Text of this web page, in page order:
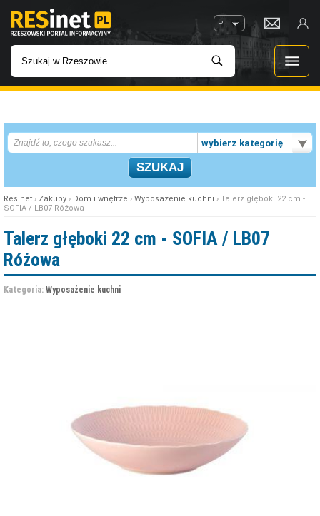
PL
INWESTYCJE
IMPREZY
W KINACH
wybierz kategorię
Resinet › Zakupy › Dom i wnętrze › Wyposażenie kuchni › Talerz głęboki 22 cm -
SOFIA / LB07 Różowa
Talerz głęboki 22 cm - SOFIA / LB07
Różowa
Kategoria: Wyposażenie kuchni